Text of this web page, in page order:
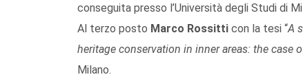
conseguita presso l’Università degli Studi di
Al terzo posto Marco Rossitti con la tesi “A
heritage conservation in inner areas: the case
Milano.